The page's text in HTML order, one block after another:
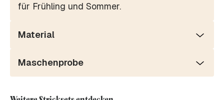
für Frühling und Sommer.
Material
Maschenprobe